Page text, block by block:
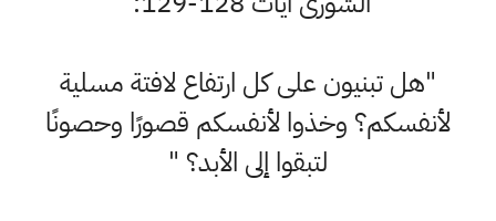
"هل تبنيون على كل ارتفاع لافتة مسلية
لأنفسكم؟ وخذوا لأنفسكم قصورًا وحصونًا
لتبقوا إلى الأبد؟ "